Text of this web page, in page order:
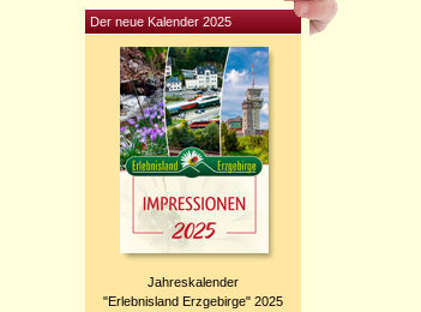
Der neue Kalender 2025
Jahreskalender
"Erlebnisland Erzgebirge" 2025